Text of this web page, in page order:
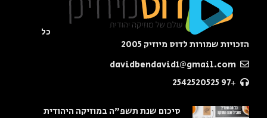
כל
הזכויות שמורות לדוס מיוזיק 2005
+97 2542520525
סיכום שנת תשפ"ה במוזיקה היהודית